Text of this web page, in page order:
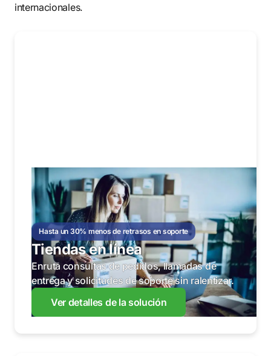
internacionales.
Hasta un 30% menos de retrasos en soporte
Tiendas en línea
Enruta consultas de pedidos, llamadas de
entrega y solicitudes de soporte sin ralentizar.
Ver detalles de la solución